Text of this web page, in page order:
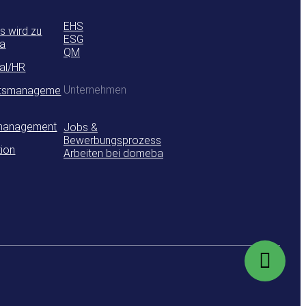
wird zu
HR
EHS
ESG
QM
Unternehmen
Jobs &
Bewerbungsprozess
Arbeiten bei domeba